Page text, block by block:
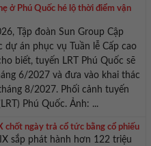
ở Phú Quốc hé lộ thời điểm vận
Tập đoàn Sun Group Cập
dự án phục vụ Tuần lễ Cấp cao
biết, tuyến LRT Phú Quốc sẽ
6/2027 và đưa vào khai thác
8/2027. Phối cảnh tuyến
Phú Quốc. Ảnh: ...
chốt ngày trả cổ tức bằng cổ phiếu
sắp phát hành hơn 122 triệu